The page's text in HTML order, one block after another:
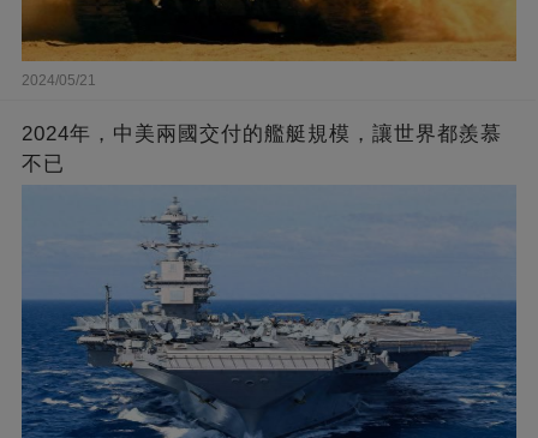
2024/05/21
2024年，中美兩國交付的艦艇規模，讓世界都羨慕
不已